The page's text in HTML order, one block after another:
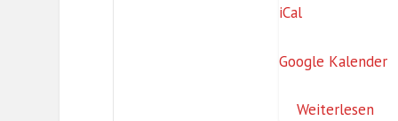
G
i
t
n
a
iCal
Google Kalender
Weiterlesen